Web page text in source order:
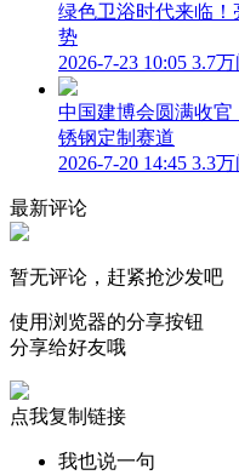
绿色卫浴时代来临
势
2026-7-23 10:05 3.7
中国建博会圆满收
锈钢定制赛道
2026-7-20 14:45 3.3
最新评论
暂无评论，赶紧抢沙发吧
使用浏览器的分享按钮
分享给好友哦
点我复制链接
我也说一句